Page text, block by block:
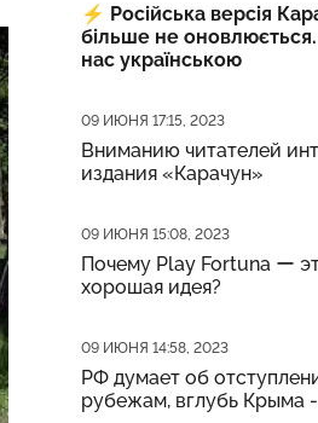
⚡️ Російська версія
більше не
нас українською
Дата публикации
09 ИЮНЯ 17:15, 2023
Вниманию читателей
издания «Карачун»
Дата публикации
09 ИЮНЯ 15:08, 2023
Почему Play Fortuna ー
хорошая идея?
Дата публикации
09 ИЮНЯ 14:58, 2023
РФ думает об
рубежам, вглубь Крыма